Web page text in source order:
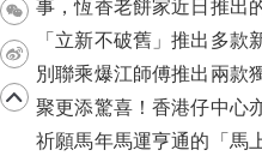
事，恆香老餅家近日推出
「立新不破舊」推出多
別聯乘爆江師傅推出兩款
聚更添驚喜！香港仔中心
祈願馬年馬運亨通的「馬